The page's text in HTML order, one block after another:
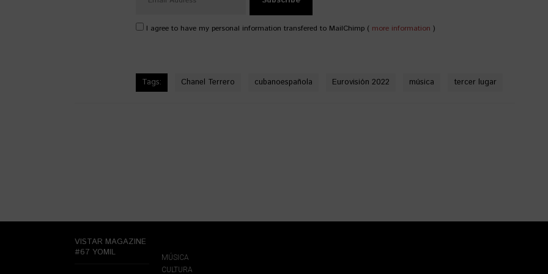
I agree to have my personal information transfered to MailChimp ( more information )
Tags: Chanel Terrero cubanoespañola Eurovisión 2022 música tercer lugar
VISTAR MAGAZINE
#67 YOMIL
MÚSICA
CULTURA